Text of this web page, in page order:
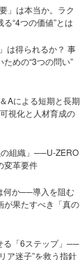
」は本当か。ラク
“4つの価値”とは
は得られるか？ 事
めの“3つの問い”
Aによる短期と長期
視化と人材育成の
組織」──U-ZERO
変革要件
何か──導入を阻む
が果たすべき「真の
る「6ステップ」──
ア迷子”を救う指針